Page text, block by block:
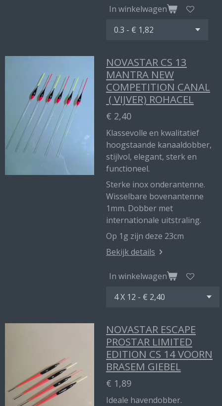
In winkelwagen
NOVASTAR CS 13
MANTRA NEW
COMPETITION CANAL
( VIJVER) ROHACEL
€ 2,40
Klassevolle en kwalitatief
hoogstaande kanaaldobber,
stijlvol, elegant, sterk en
functioneel.
Sterke inox onderantenne.
Wisselbare bovenantenne
1mm. Dobber met
internationale uitstraling.
Op 1g zijn deze 23cm
Bekijk details
In winkelwagen
NOVASTAR ESCAPE
PROSTAR LIMITED
EDITION CS 14 VOORN
BRASEM GIEBEL
€ 1,89
Ideale havendobber.